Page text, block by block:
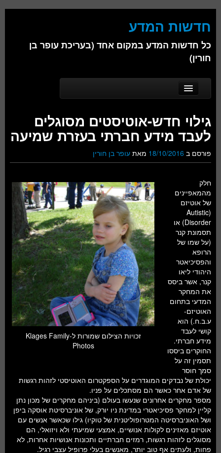
חדשות המדע
כל חדשות המדע במקום אחד (בעריכת עופר בן
חורין)
Main menu
Skip to primary content
Skip to secondary content
אודות
ביולוגיה
כימיה
חברה
חלל ומדעי כדור הארץ
עתידנות
סקירות ספרים
טעימות מדע
גילוי חדש-אוטיסטים מסוגלים
לעבד מידע חברתי בעזרת שמיעה
פורסם ב 18/10/2016 מאת עופר בן חורין
זכויות הצילום שמורות ל-Klages Family
Photos
חלק
מהמאפיינים
של אוטיזם
(Autistic
Disorder) או
תסמונת קנר
(על שמו של
הרופא
והפסיכיאטר
היהודי ליאו
קנר, אשר ביסס
את המחקר
המדעי בתחום
האוטיזם-
ע.ב.ח.) הוא
קושי לעבד
מידע חברתי.
החוקרים ביססו
תסמין זה על
סמך חוסר
יכולת של נבדקים המוגדרים על הספקטרום האוטיסטי לזהות רגשות
של אדם אחר כאשר הם מסתכלים על פניו.
מספר מחקרים אחרונים שנעשו בעולם (ביניהם מחקרים של מכון נתן
קליין למחקר פסיכיאטרי במדינת ניו יורק, של אוניברסיטת אוסקה ביפן
ושל האוניברסיטה המטרופוליטנית של טוקיו) גילו שכאשר אנשים עם
אוטיזם מאזינים לקולות אנושיים, אמצעי שמיעתי ולא ויזואלי, הם
מסוגלים לזהות רגשות, רמזים חברתיים ותכונות אנושיות אחרות, לא
פחות, ולעתים אף טוב יותר, מאנשים בעלי פרופיל עצבי רגיל.